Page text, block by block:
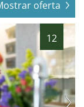
oferta
12